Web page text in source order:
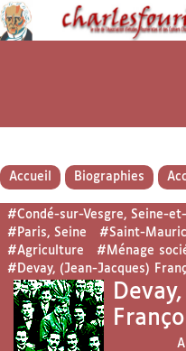
Accueil Biographies
#Condé-sur-Vesgre, Seine-
#Paris, Seine
#Saint-
#Agriculture
#Ménage
#Devay, (Jean-Jacques)